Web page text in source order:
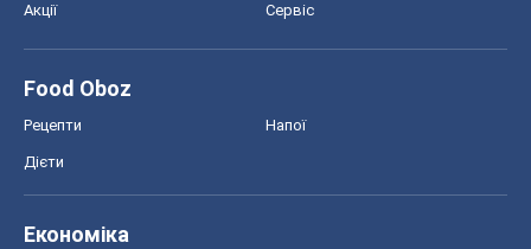
Акції Сервіс
Food Oboz
Рецепти Напої
Дієти
Економіка